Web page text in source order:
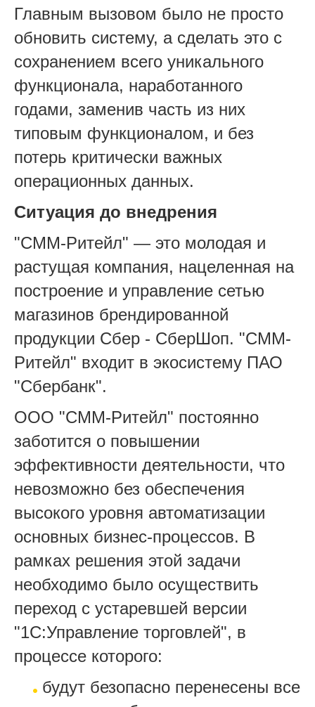
Главным вызовом было не просто
обновить систему, а сделать это с
сохранением всего уникального
функционала, наработанного
годами, заменив часть из них
типовым функционалом, и без
потерь критически важных
операционных данных.
Ситуация до внедрения
"СММ-Ритейл" — это молодая и
растущая компания, нацеленная на
построение и управление сетью
магазинов брендированной
продукции Сбер - СберШоп. "СММ-
Ритейл" входит в экосистему ПАО
"Сбербанк".
ООО "СММ-Ритейл" постоянно
заботится о повышении
эффективности деятельности, что
невозможно без обеспечения
высокого уровня автоматизации
основных бизнес-процессов. В
рамках решения этой задачи
необходимо было осуществить
переход с устаревшей версии
"1С:Управление торговлей", в
процессе которого:
будут безопасно перенесены все